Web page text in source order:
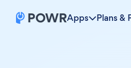
Apps Plans &